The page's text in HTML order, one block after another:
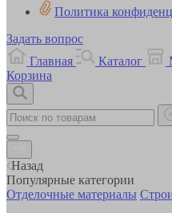
Политика
Задать вопрос
Главная
Каталог
Корзина
Назад
Популярные категории
Отделочные материалы